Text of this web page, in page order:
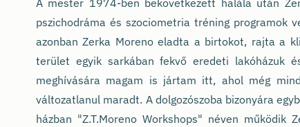
A mester 1974-ben bekövetkezett halála után
pszichodráma és szociometria tréning programok
azonban Zerka Moreno eladta a birtokot, rajta a
terület egyik sarkában fekvő eredeti lakóházuk
meghívására magam is jártam itt, ahol még
változatlanul maradt. A dolgozószoba bizonyára
házban "Z.T.Moreno Workshops" néven